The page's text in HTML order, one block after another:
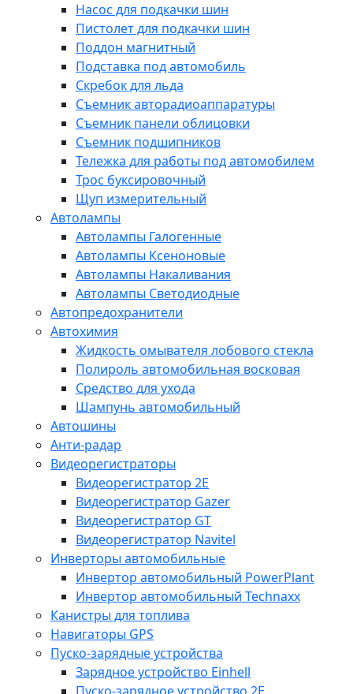
Насос для подкачки шин
Пистолет для подкачки шин
Поддон магнитный
Подставка под автомобиль
Скребок для льда
Съемник авторадиоаппаратуры
Съемник панели облицовки
Съемник подшипников
Тележка для работы под автомобилем
Трос буксировочный
Щуп измерительный
Автолампы
Автолампы Галогенные
Автолампы Ксеноновые
Автолампы Накаливания
Автолампы Светодиодные
Автопредохранители
Автохимия
Жидкость омывателя лобового стекла
Полироль автомобильная восковая
Средство для ухода
Шампунь автомобильный
Автошины
Анти-радар
Видеорегистраторы
Видеорегистратор 2E
Видеорегистратор Gazer
Видеорегистратор GT
Видеорегистратор Navitel
Инверторы автомобильные
Инвертор автомобильный PowerPlant
Инвертор автомобильный Technaxx
Канистры для топлива
Навигаторы GPS
Пуско-зарядные устройства
Зарядное устройство Einhell